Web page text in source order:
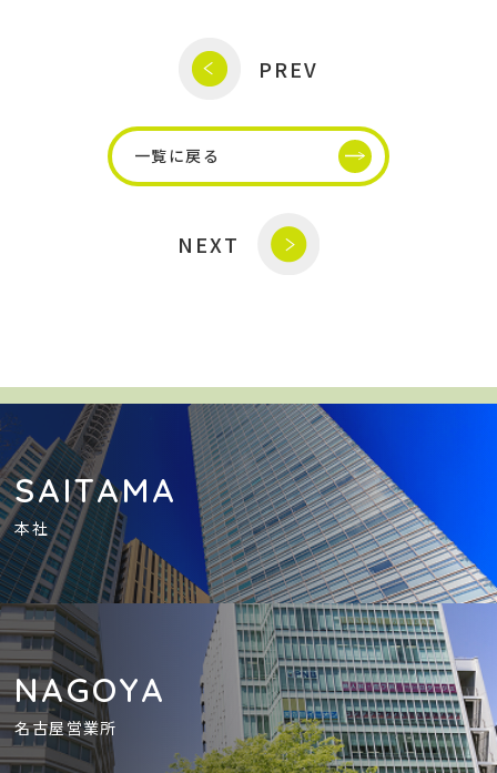
PREV
一覧に戻る
NEXT
SAITAMA
本社
NAGOYA
名古屋営業所